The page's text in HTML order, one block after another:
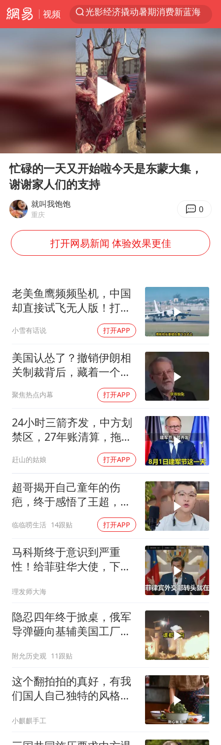
视频
马克·艾伦退出斯诺克中国公开赛
上四休三，但降薪1000元，你接受吗？
全民健身事业高质量发展
老挝国会主席赛宋蓬逝世
茅台部分直营店飞天茅台提价
夏日经济乘“热”而上 消费市场向“新”而行
酒店回应车内过夜被收150元
杭州全市有序停课
乐享全民健身 共筑健康中国
Play
00:00
忙碌的一天又开始啦今天是东蒙大集，
谢谢家人们的支持
就叫我饱饱
重庆 0
打开网易新闻 体验效果更佳
老美鱼鹰频频坠机，中国
却直接试飞无人版！打着
民用旗号暗藏军备底牌
小雪有话说 打开APP
美国认怂了？撤销伊朗相
关制裁背后，藏着一个说
聚焦热点内幕 打开APP
24小时三箭齐发，中方划
禁区，27年账清算，拖船
赶山的姑娘 打开APP
超哥揭开自己童年的伤
疤，终于感悟了王超，他
决定接妈妈回来养老
临临唠生活 14跟贴 打开APP
马科斯终于意识到严重
性！给菲驻华大使，下达
理发师大海
隐忍四年终于掀桌，俄军
导弹砸向基辅美国工厂，
附允历史观 11跟贴
这个翻拍拍的真好，有我
们国人自己独特的风格魅
小麒麒手工